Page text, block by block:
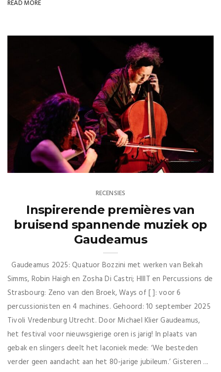
READ MORE
RECENSIES
Inspirerende premières van
bruisend spannende muziek op
Gaudeamus
Gaudeamus 2025: Quatuor Bozzini met werken van Bekah
Simms, Robin Haigh en Zosha Di Castri; HIIIT en Percussions de
Strasbourg: Zeno van den Broek, Ways of [ ]: voor 6
percussionisten en 4 machines. Gehoord: 10 september 2025
Tivoli Vredenburg Utrecht. Door Michael Klier Gaudeamus,
het festival voor nieuwsgierige oren is jarig! In plaats van
gebak en slingers deelt het laconiek mede: ‘We besteden
verder geen aandacht aan het 80-jarige jubileum.’ Gisteren ...